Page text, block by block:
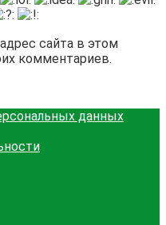
сайта в этом
комментариев.
данных